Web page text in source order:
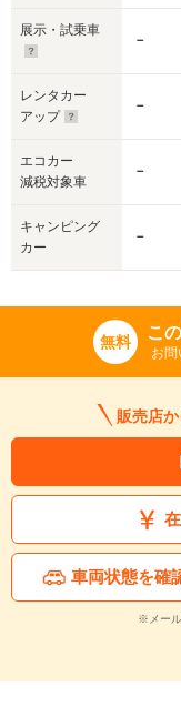
展示・試乗車
－
レンタカー
アップ
－
エコカー
減税対象車
－
キャンピング
カー
－
無料 こ
お
販売店
車両状態を確
※メール